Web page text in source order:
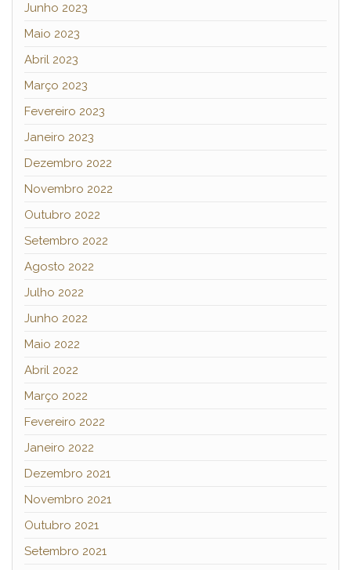
Junho 2023
Maio 2023
Abril 2023
Março 2023
Fevereiro 2023
Janeiro 2023
Dezembro 2022
Novembro 2022
Outubro 2022
Setembro 2022
Agosto 2022
Julho 2022
Junho 2022
Maio 2022
Abril 2022
Março 2022
Fevereiro 2022
Janeiro 2022
Dezembro 2021
Novembro 2021
Outubro 2021
Setembro 2021